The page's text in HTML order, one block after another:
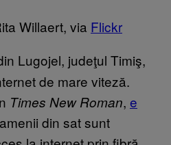
Willaert, via Flickr
Lugojel, judeţul Timiş,
de mare viteză.
Times New Roman, e
din sat sunt